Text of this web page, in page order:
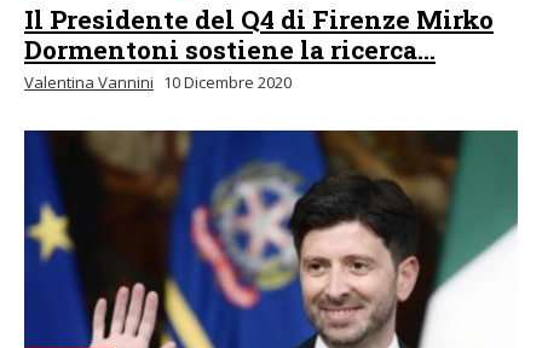
Il Presidente del Q4 di Firenze Mirko
Dormentoni sostiene la ricerca...
Valentina Vannini 10 Dicembre 2020